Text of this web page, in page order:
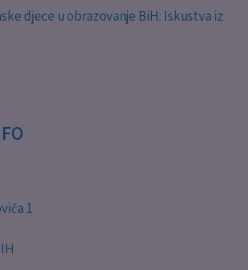
djece u obrazovanje BiH: Iskustva iz
1